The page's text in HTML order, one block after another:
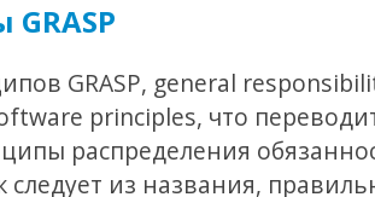
GRASP, general
principles, что
распределения
следует из названия,